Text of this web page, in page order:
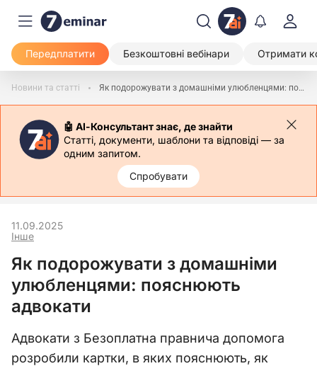
Передплатити Безкоштовні вебінари Отримати
Новини та статті Як подорожувати з домашніми улюбленцями: пояснюють адвокати
🤖 АІ-Консультант знає, де знайти
Статті, документи, шаблони та відповіді — за
одним запитом.
Спробувати
Інше
11.09.2025
Як подорожувати з домашніми
улюбленцями: пояснюють
адвокати
Адвокати з Безоплатна правнича допомога
розробили картки, в яких пояснюють, як